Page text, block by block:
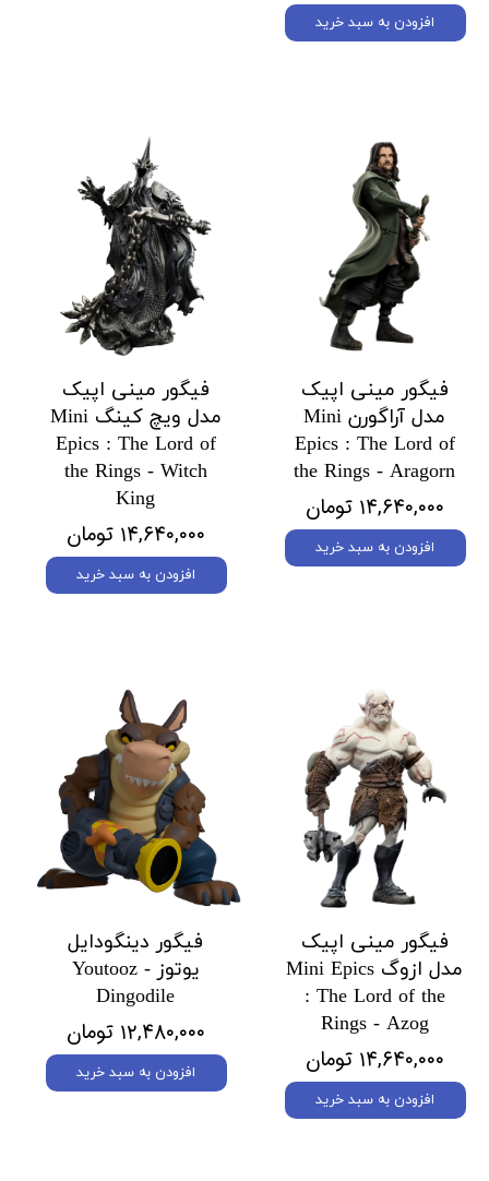
افزودن به سبد خرید
فیگور مینی اپیک
مدل آراگورن Mini
Epics : The Lord of
the Rings - Aragorn
۱۴,۶۴۰,۰۰۰ تومان
افزودن به سبد خرید
فیگور مینی اپیک
مدل ویچ کینگ Mini
Epics : The Lord of
the Rings - Witch
King
۱۴,۶۴۰,۰۰۰ تومان
افزودن به سبد خرید
فیگور مینی اپیک
مدل ازوگ Mini Epics
: The Lord of the
Rings - Azog
۱۴,۶۴۰,۰۰۰ تومان
افزودن به سبد خرید
فیگور دینگودایل
یوتوز Youtooz -
Dingodile
۱۲,۴۸۰,۰۰۰ تومان
افزودن به سبد خرید